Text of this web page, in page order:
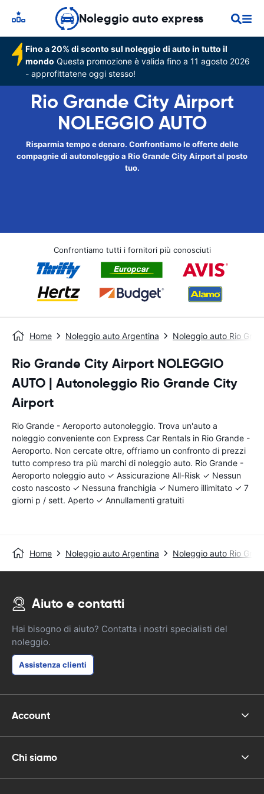
Noleggio auto express
Fino a 20% di sconto sul noleggio di auto in tutto il
mondo Questa promozione è valida fino a 11 agosto 2026
- approfittatene oggi stesso!
Rio Grande City Airport
NOLEGGIO AUTO
Risparmia tempo e denaro. Confrontiamo le offerte delle
compagnie di autonoleggio a Rio Grande City Airport al posto
tuo.
Confrontiamo tutti i fornitori più conosciuti
Home Noleggio auto Argentina Noleggio auto Rio
Rio Grande City Airport NOLEGGIO
AUTO | Autonoleggio Rio Grande City
Airport
Rio Grande - Aeroporto autonoleggio. Trova un'auto a
noleggio conveniente con Express Car Rentals in Rio Grande -
Aeroporto. Non cercate oltre, offriamo un confronto di prezzi
tutto compreso tra più marchi di noleggio auto. Rio Grande -
Aeroporto noleggio auto ✓ Assicurazione All-Risk ✓ Nessun
costo nascosto ✓ Nessuna franchigia ✓ Numero illimitato ✓ 7
giorni p / sett. Aperto ✓ Annullamenti gratuiti
Home Noleggio auto Argentina Noleggio auto Rio
Aiuto e contatti
Hai bisogno di aiuto? Contatta i nostri specialisti del
noleggio.
Assistenza clienti
Account
Chi siamo